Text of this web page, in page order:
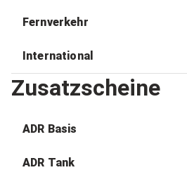
Fernverkehr
International
Zusatzscheine
ADR Basis
ADR Tank